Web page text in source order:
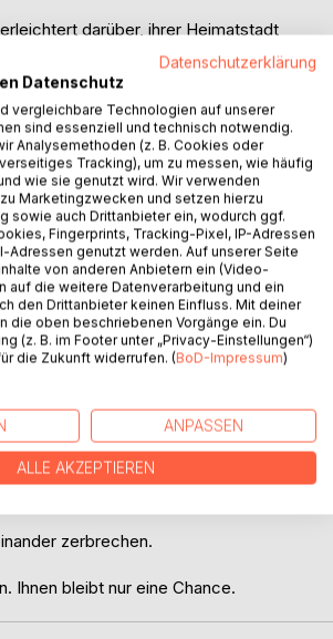
darüber, ihrer Heimatstadt
zu können. Dennoch fällt es ihr schwer,
und Vater alleine zu lassen. Sie ist an
Leben angekommen, an dem es ihr
noch weitere seelische Verletzungen
es sie, als ihr Neuanfang in
als erhofft verläuft. Die Probezeit im
Publishings lässt Zweifel in ihr
sie zu hassen scheint.
Creed Griffiths, der als Lektor im
bereits zuvor, in einer anderen
Er verkörpert alles, wovon sie sich
aufgrund seiner Vergangenheit, niemals
zu empfinden.
zerbrechen.
Ihnen bleibt nur eine Chance.
Datenschutzerklärung
Datenschutz
vergleichbare Technologien auf unserer
sind essenziell und technisch notwendig.
Analysemethoden (z. B. Cookies oder
Tracking), um zu messen, wie häufig
wie sie genutzt wird. Wir verwenden
Marketingzwecken und setzen hierzu
sowie auch Drittanbieter ein, wodurch ggf.
Fingerprints, Tracking-Pixel, IP-Adressen
Adressen genutzt werden. Auf unserer Seite
von anderen Anbietern ein (Video-
auf die weitere Datenverarbeitung und ein
den Drittanbieter keinen Einfluss. Mit deiner
die oben beschriebenen Vorgänge ein. Du
(z. B. im Footer unter „Privacy-Einstellungen“)
die Zukunft widerrufen. (BoD-Impressum)
ANPASSEN
ALLE AKZEPTIEREN